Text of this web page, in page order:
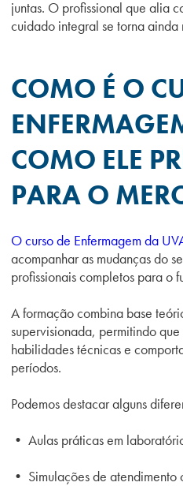
juntas. O profissional que alia
cuidado integral se torna
COMO É O
COMO ELE
PARA O
O curso de Enfermagem da
acompanhar as mudanças do
profissionais completos para o
A formação combina base
supervisionada, permitindo
habilidades técnicas e
períodos.
Podemos destacar alguns
• Aulas práticas em
• Simulações de atendimento